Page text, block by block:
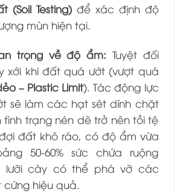
(Soil Testing) để xác định độ
mùn hiện tại.
trọng về độ ẩm: Tuyệt đối
xới khi đất quá ướt (vượt quá
– Plastic Limit). Tác động lực
sẽ làm các hạt sét dính chặt
tình trạng nén dẽ trở nên tồi tệ
đất khô ráo, có độ ẩm vừa
50-60% sức chứa ruộng
lưỡi cày có thể phá vỡ các
hiệu quả.